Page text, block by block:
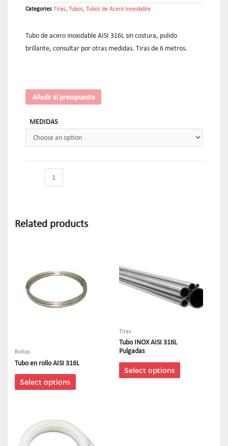
Categories Tiras Tubos Tubos de Acero Inoxidable
Tubo de acero inoxidable AISI 316L sin costura, pulido
brillante, consultar por otras medidas. Tiras de 6 metros.
Añadir al presupuesto
MEDIDAS
Related products
Rollos
Tubo en rollo AISI 316L
Select options
Tiras
Tubo INOX AISI 316L
Pulgadas
Select options